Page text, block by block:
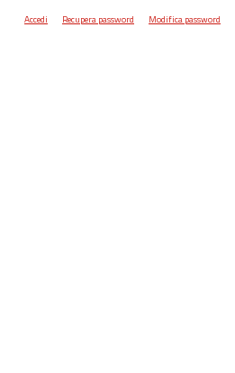
Accedi Recupera password Modifica password